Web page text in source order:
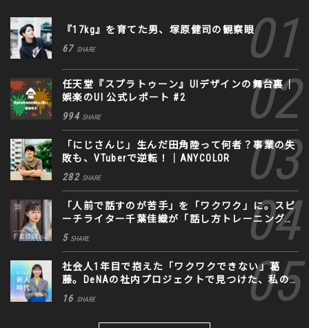
『17kg』を育てた男、塚原健司の観察眼
67 SHARE
任天堂『スプラトゥーン』UIデザインの舞台裏｜
娯楽のUI 公式レポート #2
994 SHARE
「にじさんじ」生んだ田角陸って何者？事業の失
敗も、VTuberで逆転！｜ANYCOLOR
282 SHARE
「人前で話すのが苦手」を「ワクワク」に。スピ
ーチライター千葉佳織が「話し方トレーニング」
に込めた思い
5 SHARE
社会人1年目で抱えた「ワクワクできない」葛
藤。DeNAの社内プロジェクトで見つけた、私の
生きる道
16 SHARE